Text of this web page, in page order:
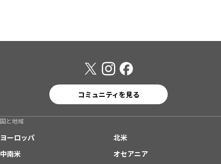
コミュニティを見る
国と地域
ヨーロッパ
北米
中南米
オセアニア